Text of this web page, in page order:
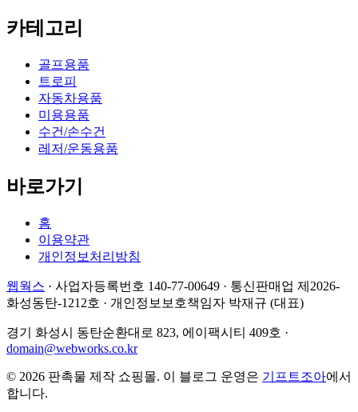
카테고리
골프용품
트로피
자동차용품
미용용품
수건/손수건
레저/운동용품
바로가기
홈
이용약관
개인정보처리방침
웹웍스 · 사업자등록번호 140-77-00649 · 통신판매업 제2026-
화성동탄-1212호 · 개인정보보호책임자 박재규 (대표)
경기 화성시 동탄순환대로 823, 에이팩시티 409호 ·
domain@webworks.co.kr
© 2026 판촉물 제작 쇼핑몰. 이 블로그 운영은 기프트조아에서
합니다.